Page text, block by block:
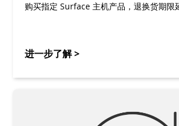
购买指定 Surface 主机产品，退换货期限
进一步了解 >